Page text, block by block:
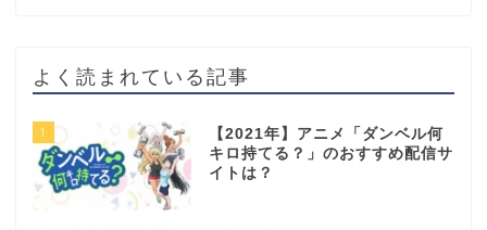
よく読まれている記事
1
【2021年】アニメ「ダンベル何
キロ持てる？」のおすすめ配信サ
イトは？